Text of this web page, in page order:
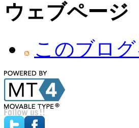
ウェブページ
このブロ